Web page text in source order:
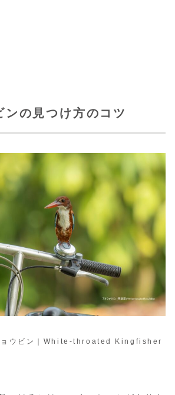
ンの見つけ方のコツ
ョウビン｜White-throated Kingfisher